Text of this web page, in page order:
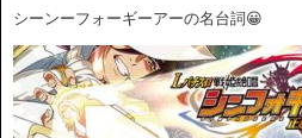
シーンーフォーギーアーの名台詞😀